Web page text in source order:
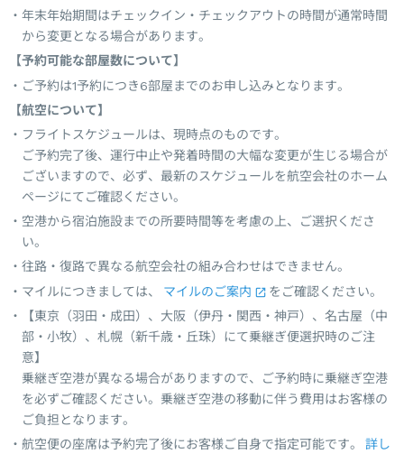
年末年始期間はチェックイン・チェックアウトの時間が通常時間
から変更となる場合があります。
【予約可能な部屋数について】
ご予約は1予約につき6部屋までのお申し込みとなります。
【航空について】
フライトスケジュールは、現時点のものです。
ご予約完了後、運行中止や発着時間の大幅な変更が生じる場合が
ございますので、必ず、最新のスケジュールを航空会社のホーム
ページにてご確認ください。
空港から宿泊施設までの所要時間等を考慮の上、ご選択くださ
い。
往路・復路で異なる航空会社の組み合わせはできません。
マイルにつきましては、
マイルのご案内
をご確認ください。
【東京（羽田・成田）、大阪（伊丹・関西・神戸）、名古屋（中
部・小牧）、札幌（新千歳・丘珠）にて乗継ぎ便選択時のご注
意】
乗継ぎ空港が異なる場合がありますので、ご予約時に乗継ぎ空港
を必ずご確認ください。乗継ぎ空港の移動に伴う費用はお客様の
ご負担となります。
航空便の座席は予約完了後にお客様ご自身で指定可能です。
詳し